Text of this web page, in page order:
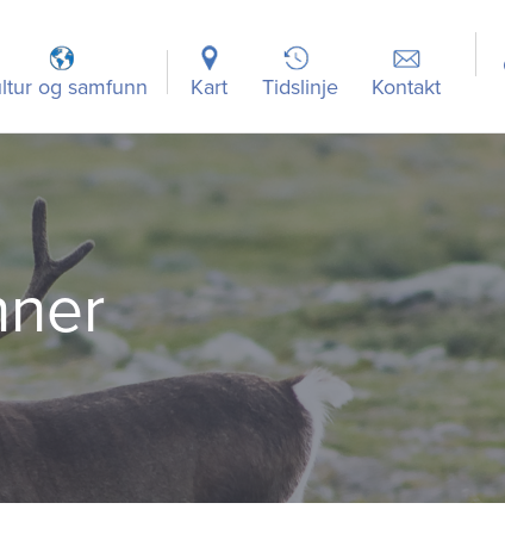
og samfunn Kart Tidslinje Kontakt